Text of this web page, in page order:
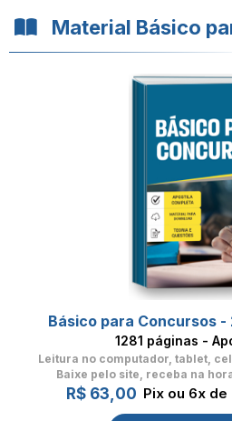
Material Básico
Básico para Concursos
1281 páginas -
Leitura no computador, tablet,
Baixe pelo site, receba na
R$ 63,00 Pix ou 6x de